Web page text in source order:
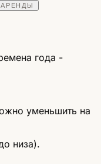
года -
уменьшить на
низа).